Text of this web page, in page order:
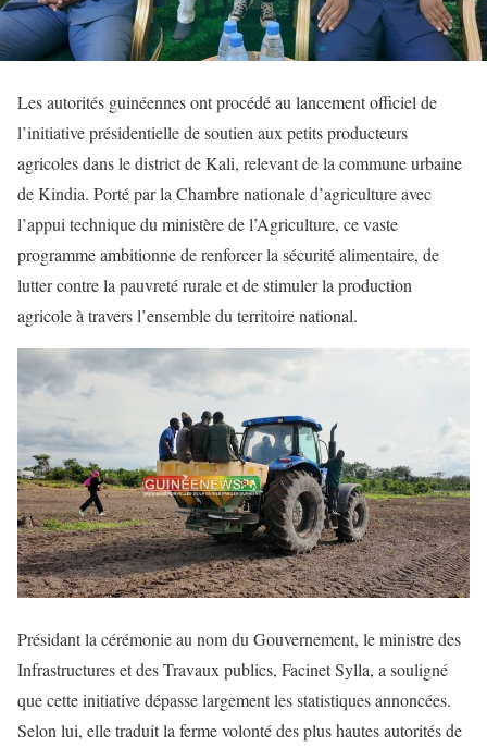
Les autorités guinéennes ont procédé au lancement officiel de
l’initiative présidentielle de soutien aux petits producteurs
agricoles dans le district de Kali, relevant de la commune urbaine
de Kindia. Porté par la Chambre nationale d’agriculture avec
l’appui technique du ministère de l’Agriculture, ce vaste
programme ambitionne de renforcer la sécurité alimentaire, de
lutter contre la pauvreté rurale et de stimuler la production
agricole à travers l’ensemble du territoire national.
Présidant la cérémonie au nom du Gouvernement, le ministre des
Infrastructures et des Travaux publics, Facinet Sylla, a souligné
que cette initiative dépasse largement les statistiques annoncées.
Selon lui, elle traduit la ferme volonté des plus hautes autorités de